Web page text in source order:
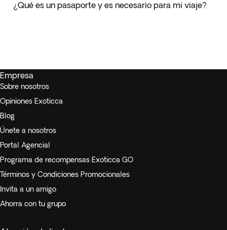
¿Qué es un pasaporte y es necesario para mi viaje?